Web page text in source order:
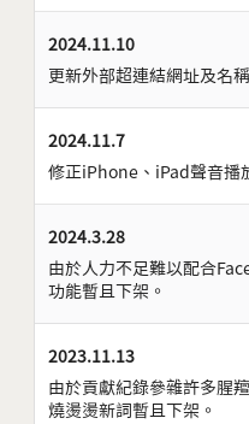
2024.11.10
更新外部超連結網址及名
2024.11.7
修正iPhone、iPad聲音播
2024.3.28
由於人力不足難以配合
功能暫且下架。
2023.11.13
由於貢獻紀錄參雜許多腥
燒燙燙新詞暫且下架。